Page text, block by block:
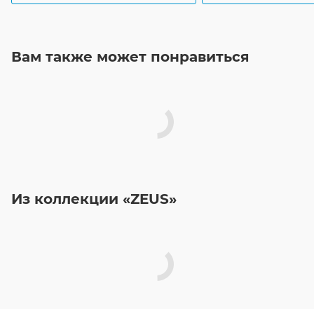
Вам также может понравиться
Из коллекции «ZEUS»